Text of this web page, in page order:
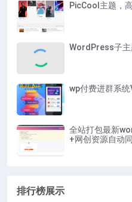
PicCool主题，
WordPress子主
wp付费进群系
全站打包最新
+网创资源自动
排行榜展示